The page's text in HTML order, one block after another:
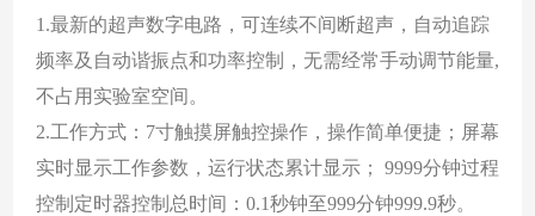
1 .最新的超声数字电路，可连续不间断超声，自动追踪
频率及自动谐振点和功率控制，无需经常手动调节能量,
不占用实验室空间 。
2.工作方式：7寸触摸屏触控操作，操作简单便捷；屏幕
实时显示工作参数，运行状态累计显示； 9999分钟过程
控制定时器控制总时间：0.1秒钟至999分钟999.9秒。